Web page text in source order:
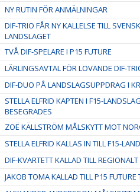
NY RUTIN FÖR ANMÄLNINGAR
DIF-TRIO FÅR NY KALLELSE TILL
LANDSLAGET
TVÅ DIF-SPELARE I P15 FUTURE
LÄRLINGSAVTAL FÖR LOVANDE DIF-
DIF-DUO PÅ LANDSLAGSUPPDRAG I
STELLA ELFRID KAPTEN I F15-
BESEGRADES
ZOË KÄLLSTRÖM MÅLSKYTT MOT
STELLA ELFRID KALLAS IN TILL F15-
DIF-KVARTETT KALLAD TILL REGIONALT
JAKOB TOMA KALLAD TILL P15 FUTURE